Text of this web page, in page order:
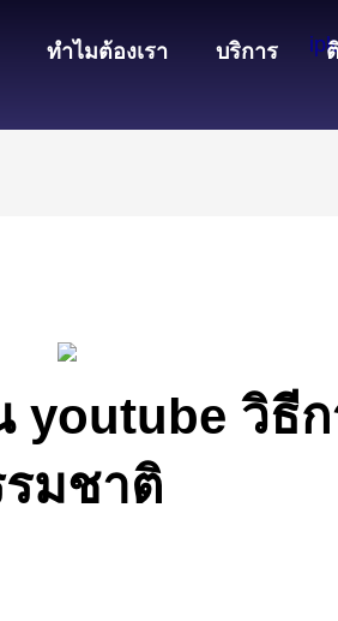
ทำไมต้องเรา บริการ
youtube วิธี
รมชาติ